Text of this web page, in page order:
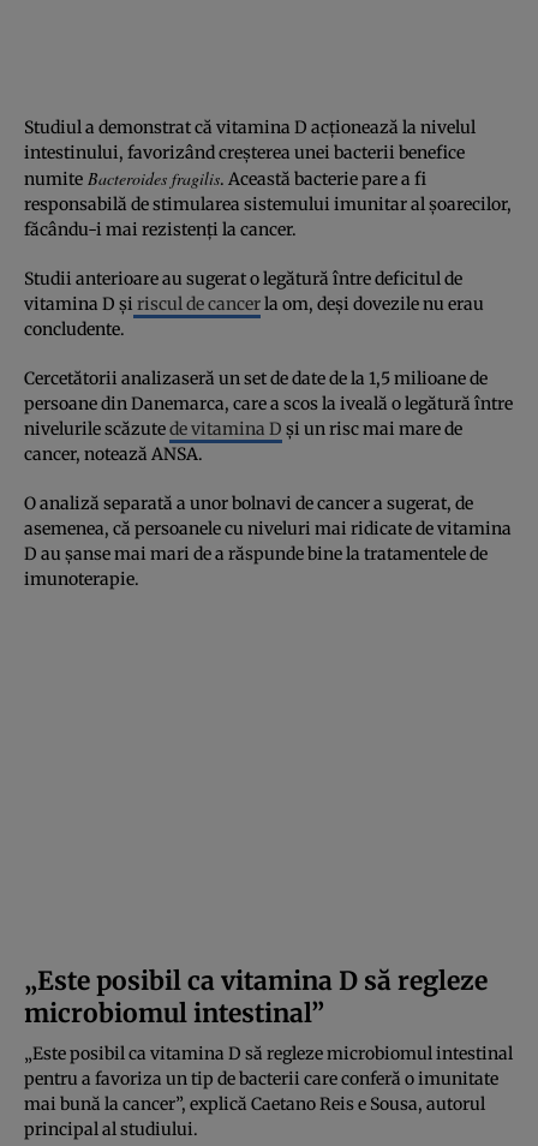
Studiul a demonstrat că vitamina D acționează la nivelul
intestinului, favorizând creșterea unei bacterii benefice
numite Bacteroides fragilis. Această bacterie pare a fi
responsabilă de stimularea sistemului imunitar al șoarecilor,
făcându-i mai rezistenți la cancer.
Studii anterioare au sugerat o legătură între deficitul de
vitamina D și riscul de cancerla om, deși dovezile nu erau
concludente.
Cercetătorii analizaseră un set de date de la 1,5 milioane de
persoane din Danemarca, care a scos la iveală o legătură între
nivelurile scăzutede vitamina D și un risc mai mare de
cancer, notează ANSA.
O analiză separată a unor bolnavi de cancer a sugerat, de
asemenea, că persoanele cu niveluri mai ridicate de vitamina
D au șanse mai mari de a răspunde bine la tratamentele de
imunoterapie.
„Este posibil ca vitamina D să regleze
microbiomul intestinal”
„Este posibil ca vitamina D să regleze microbiomul intestinal
pentru a favoriza un tip de bacterii care conferă o imunitate
mai bună la cancer”, explică Caetano Reis e Sousa, autorul
principal al studiului.